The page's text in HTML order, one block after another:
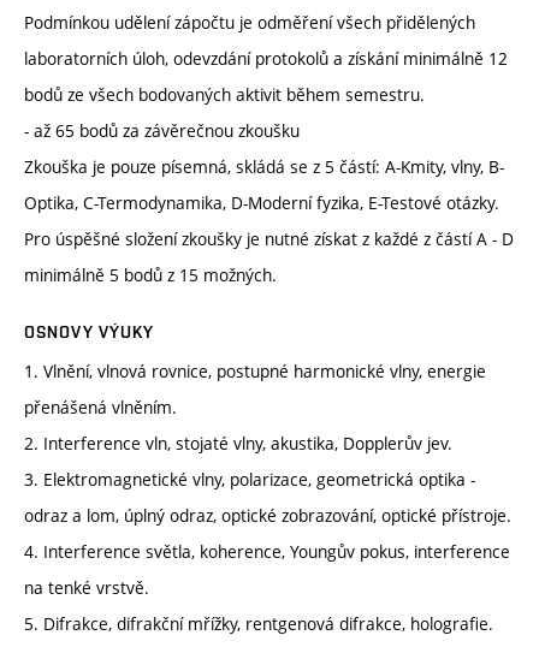
Podmínkou udělení zápočtu je odměření všech přidělených
laboratorních úloh, odevzdání protokolů a získání minimálně 12
bodů ze všech bodovaných aktivit během semestru.
- až 65 bodů za závěrečnou zkoušku
Zkouška je pouze písemná, skládá se z 5 částí: A-Kmity, vlny, B-
Optika, C-Termodynamika, D-Moderní fyzika, E-Testové otázky.
Pro úspěšné složení zkoušky je nutné získat z každé z částí A - D
minimálně 5 bodů z 15 možných.
OSNOVY VÝUKY
1. Vlnění, vlnová rovnice, postupné harmonické vlny, energie
přenášená vlněním.
2. Interference vln, stojaté vlny, akustika, Dopplerův jev.
3. Elektromagnetické vlny, polarizace, geometrická optika -
odraz a lom, úplný odraz, optické zobrazování, optické přístroje.
4. Interference světla, koherence, Youngův pokus, interference
na tenké vrstvě.
5. Difrakce, difrakční mřížky, rentgenová difrakce, holografie.